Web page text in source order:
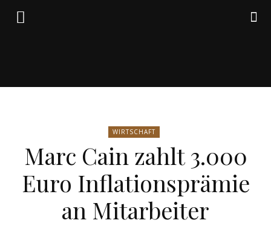
Friedrich
von
Weik
WIRTSCHAFT
Marc Cain zahlt 3.000
Euro Inflationsprämie
an Mitarbeiter